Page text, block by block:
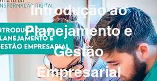
Introdução ao
Planejamento e
Gestão
Empresarial